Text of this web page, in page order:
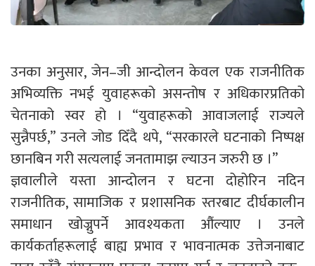
उनका अनुसार, जेन–जी आन्दोलन केवल एक राजनीतिक
अभिव्यक्ति नभई युवाहरूको असन्तोष र अधिकारप्रतिको
चेतनाको स्वर हो । “युवाहरूको आवाजलाई राज्यले
सुन्नैपर्छ,” उनले जोड दिँदै थपे, “सरकारले घटनाको निष्पक्ष
छानबिन गरी सत्यलाई जनतामाझ ल्याउन जरुरी छ ।”
ज्ञवालीले यस्ता आन्दोलन र घटना दोहोरिन नदिन
राजनीतिक, सामाजिक र प्रशासनिक स्तरबाट दीर्घकालीन
समाधान खोज्नुपर्ने आवश्यकता औंल्याए । उनले
कार्यकर्ताहरूलाई बाह्य प्रभाव र भावनात्मक उत्तेजनाबाट